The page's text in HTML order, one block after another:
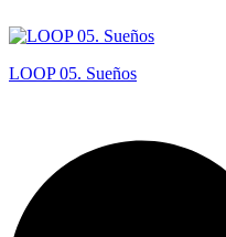
LOOP 05. Sueños